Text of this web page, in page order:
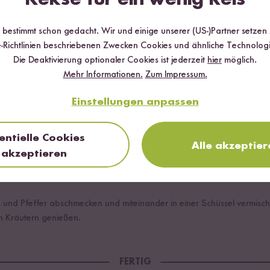
und Salz befüllen, anschließend das klein geschnittenen Gemüse in
geben und auf die Funktion Vollkorn stellen.
Minuten gar, ihr könnt das Gemüse auch erst später in dem
und Pfeffer abschmecken und miteinander in einer Schüssel
Kräutern genießen.
FERTIG
bestimmt schon gedacht. Wir und einige unserer (US-)Partner
Richtlinien beschriebenen Zwecken Cookies und ähnliche
Die Deaktivierung optionaler Cookies ist jederzeit hier möglich.
Mehr Informationen. Zum Impressum.
Einstellungen anpassen
Cookies
akzeptieren
Alle